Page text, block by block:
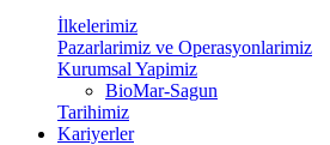
İlkelerimiz
Pazarlarimiz ve Operasyonlarimiz
Kurumsal Yapimiz
BioMar-Sagun
Tarihimiz
Kariyerler